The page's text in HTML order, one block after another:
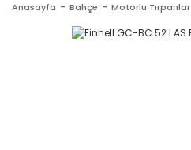
Anasayfa Bahçe Motorlu Tırpanlar